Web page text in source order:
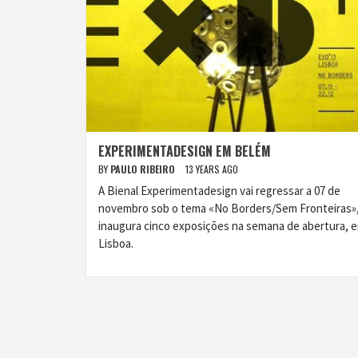
EXPERIMENTADESIGN EM BELÉM
BY PAULO RIBEIRO 13 YEARS AGO
A Bienal Experimentadesign vai regressar a 07 de
novembro sob o tema «No Borders/Sem
inaugura cinco exposições na semana de abertura,
Lisboa.